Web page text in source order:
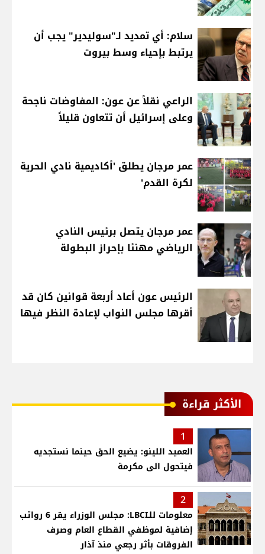
سلام: أي تمديد لـ"سوليدير" يجب أن
يرتبط بإحياء وسط بيروت
الراعي نقلاً عن عون: المفاوضات ناجحة
وعلى إسرائيل أن تتعاون قليلاً
عمر مرجان يطلق 'أكاديمية نادي الحرية
لكرة القدم'
عمر مرجان يتصل برئيس النادي
الرياضي مهنئا بإحراز البطولة
الرئيس عون أعاد أربعة قوانين كان قد
أقرها مجلس النواب لإعادة النظر فيها
الأكثر قراءة
1
العميد اللينو: يضيع الحق حينما نستجديه
فيتحول الى مكرمة
2
معلومات للـLBCI: مجلس الوزراء يقر 6 رواتب
إضافية لموظفي القطاع العام وصرف
الفروقات بأثر رجعي منذ آذار